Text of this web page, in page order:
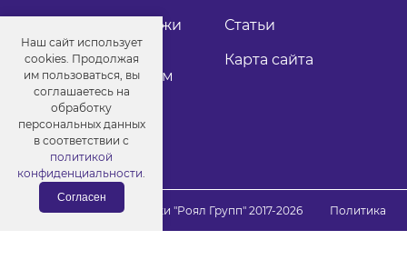
Оптовые продажи
Как стать
дистрибьютером
Статьи
Карта сайта
© Порошковые краски "Роял Групп" 2017-2026
Политика
конфиденциальности
Наш сайт использует
cookies. Продолжая
им пользоваться, вы
соглашаетесь на
обработку
персональных данных
в соответствии с
политикой
конфиденциальности.
Согласен